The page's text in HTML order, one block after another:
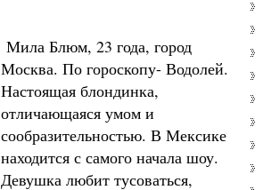
Мила Блюм, 23 года, город
Москва. По гороскопу- Водолей.
Настоящая блондинка,
отличающаяся умом и
сообразительностью. В Мексике
находится с самого начала шоу.
Девушка любит тусоваться,